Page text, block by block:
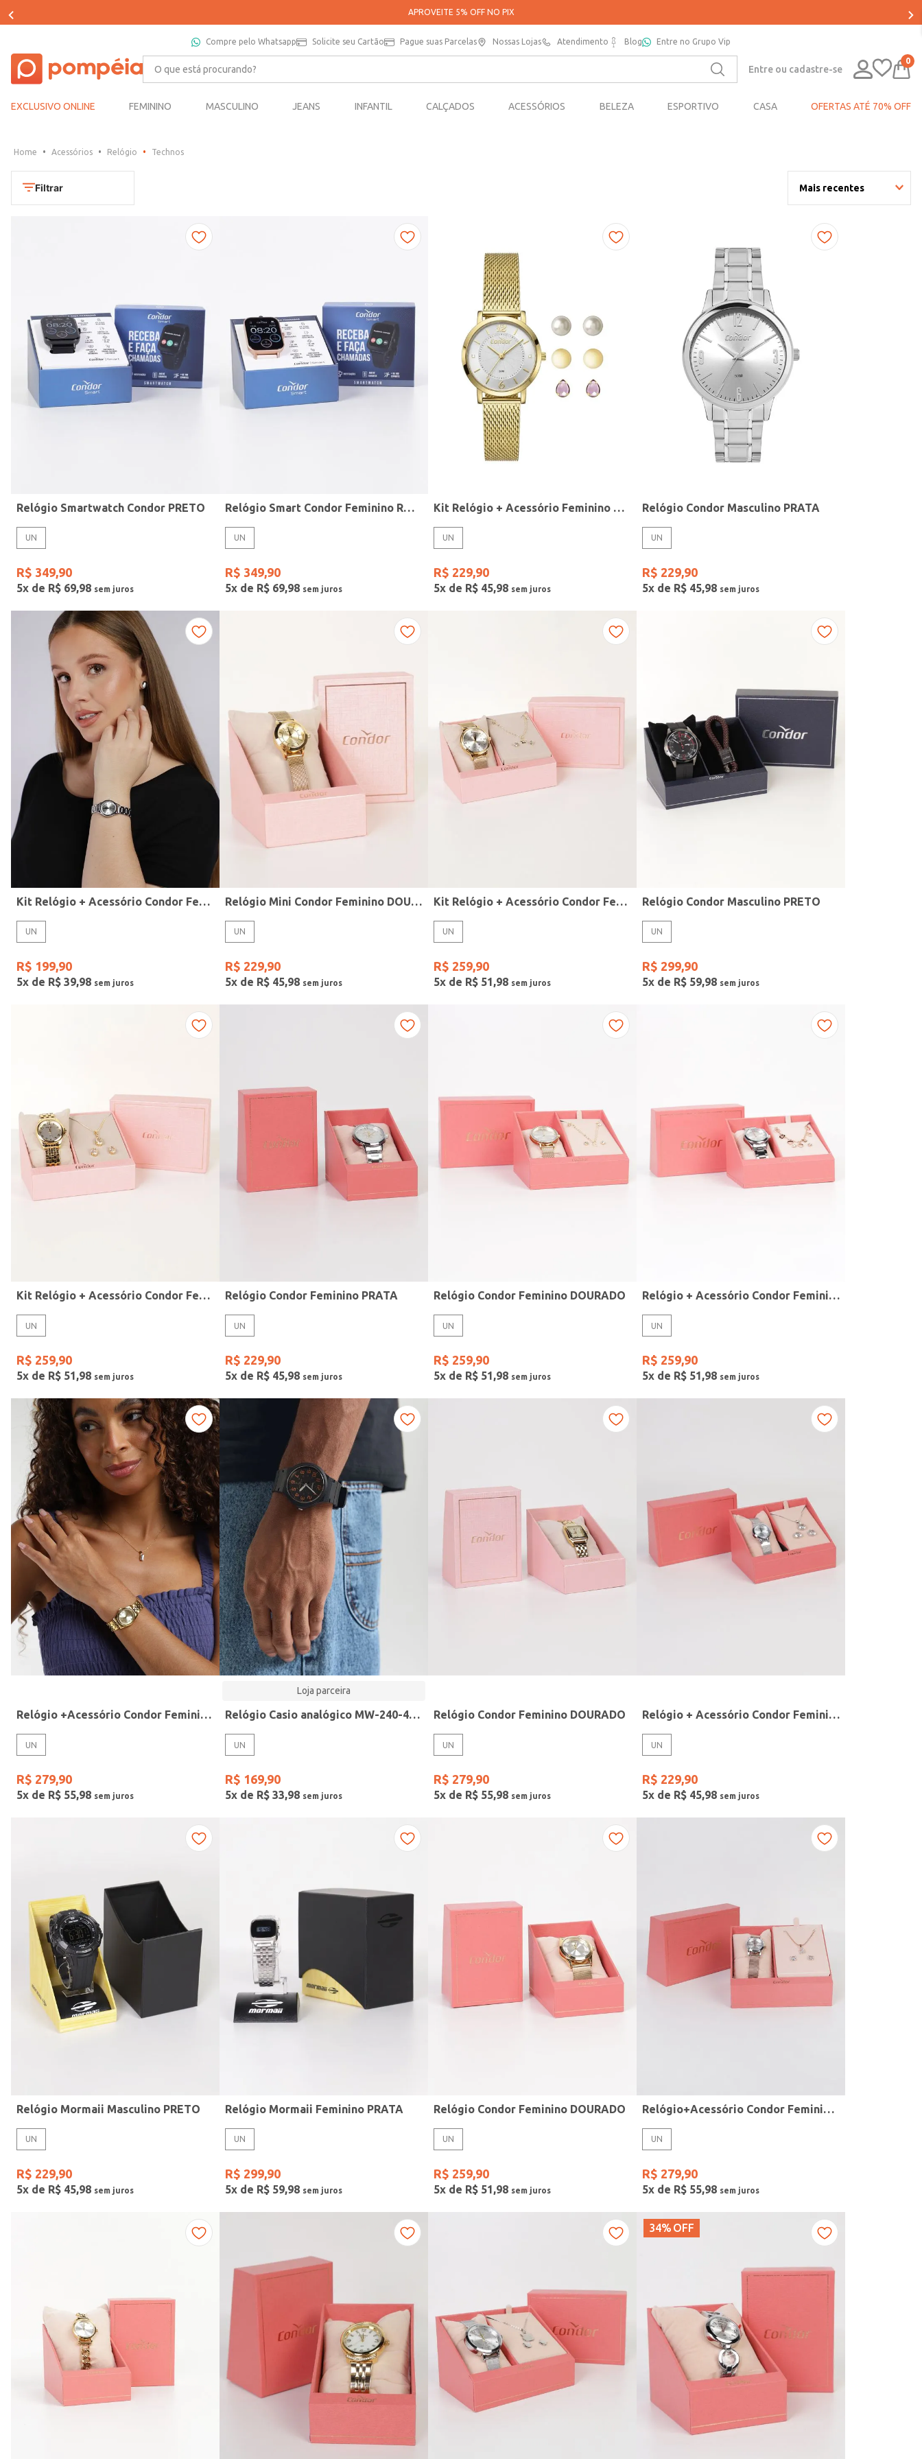
PARCELE SUAS COMPRAS EM ATÉ 5X SEM JUROS*
Compre pelo Whatsapp Solicite seu Cartão Pague suas Parcelas Nossas Lojas Atendimento Blog Entre no Grupo Vip
O que está procurando?
Entre ou cadastre-se
0
EXCLUSIVO ONLINE FEMININO MASCULINO JEANS INFANTIL CALÇADOS ACESSÓRIOS BELEZA ESPORTIVO CASA OFERTAS ATÉ 70% OFF
Acessórios Relógio Technos
Filtrar Mais recentes
UN
Mormaii
Casio
Gang
Preto
Rose
Vermelho
Estilo
Fitness
Modelo
Modelo de Pulseira
Vendido Por
Relógio Smartwatch Condor PRETO
UN
R$ 349,90
5x de R$ 69,98
Relógio Smart Condor Feminino ROSE
UN
R$ 349,90
5x de R$ 69,98
Kit Relógio + Acessório Feminino DOURADO
UN
R$ 229,90
5x de R$ 45,98
Relógio Condor Masculino PRATA
UN
R$ 229,90
5x de R$ 45,98
Kit Relógio + Acessório Condor Feminino PRATA
UN
R$ 199,90
5x de R$ 39,98
Relógio Mini Condor Feminino DOURADO
UN
R$ 229,90
5x de R$ 45,98
Kit Relógio + Acessório Condor Feminino DOURADO
UN
R$ 259,90
5x de R$ 51,98
Relógio Condor Masculino PRETO
UN
R$ 299,90
5x de R$ 59,98
Kit Relógio + Acessório Condor Feminino DOURADO
UN
R$ 259,90
5x de R$ 51,98
Relógio Condor Feminino PRATA
UN
R$ 229,90
5x de R$ 45,98
Relógio Condor Feminino DOURADO
UN
R$ 259,90
5x de R$ 51,98
Relógio + Acessório Condor Feminino PRATA
UN
R$ 259,90
5x de R$ 51,98
Relógio +Acessório Condor Feminino DOURADO
UN
R$ 279,90
5x de R$ 55,98
Loja parceira
Relógio Casio analógico MW-240-4BVDF-SC
UN
R$ 169,90
5x de R$ 33,98
Relógio Condor Feminino DOURADO
UN
R$ 279,90
5x de R$ 55,98
Relógio + Acessório Condor Feminino PRATA
UN
R$ 229,90
5x de R$ 45,98
Relógio Mormaii Masculino PRETO
UN
R$ 229,90
5x de R$ 45,98
Relógio Mormaii Feminino PRATA
UN
R$ 299,90
5x de R$ 59,98
Relógio Condor Feminino DOURADO
UN
R$ 259,90
5x de R$ 51,98
Relógio+Acessório Condor Feminino ROSE
UN
R$ 279,90
5x de R$ 55,98
34% OFF